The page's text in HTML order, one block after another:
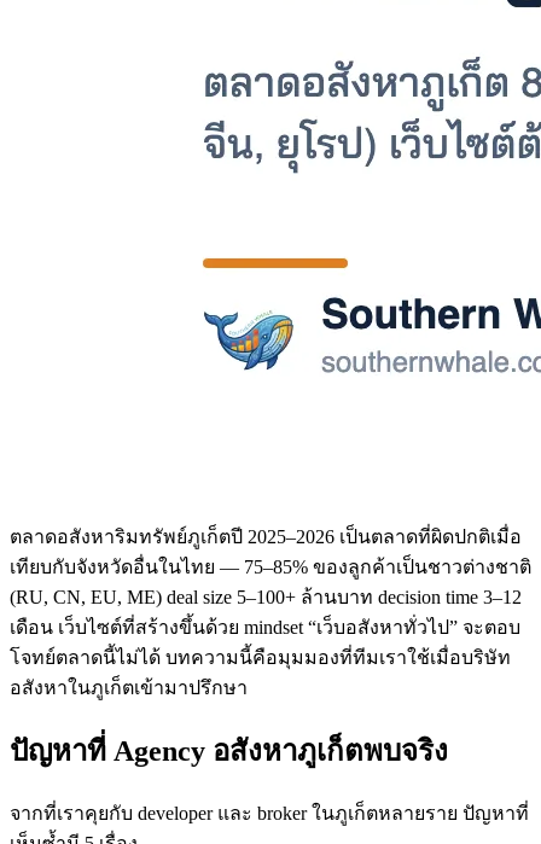
ตลาดอสังหาริมทรัพย์ภูเก็ตปี 2025–2026 เป็นตลาดที่ผิดปกติเมื่อ
เทียบกับจังหวัดอื่นในไทย — 75–85% ของลูกค้าเป็นชาวต่างชาติ
(RU, CN, EU, ME) deal size 5–100+ ล้านบาท decision time 3–12
เดือน เว็บไซต์ที่สร้างขึ้นด้วย mindset “เว็บอสังหาทั่วไป” จะตอบ
โจทย์ตลาดนี้ไม่ได้ บทความนี้คือมุมมองที่ทีมเราใช้เมื่อบริษัท
อสังหาในภูเก็ตเข้ามาปรึกษา
ปัญหาที่ Agency อสังหาภูเก็ตพบจริง
จากที่เราคุยกับ developer และ broker ในภูเก็ตหลายราย ปัญหาที่